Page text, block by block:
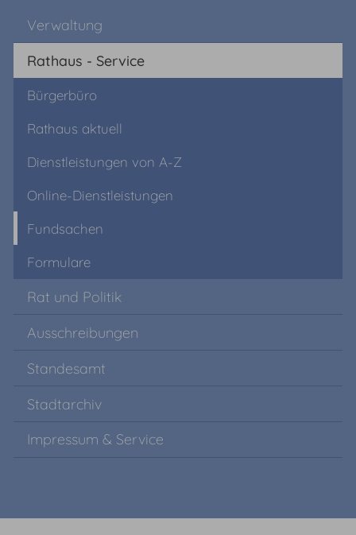
Verwaltung
Rathaus - Service
Bürgerbüro
Rathaus aktuell
Dienstleistungen von A-Z
Online-Dienstleistungen
Fundsachen
Formulare
Rat und Politik
Ausschreibungen
Standesamt
Stadtarchiv
Impressum & Service